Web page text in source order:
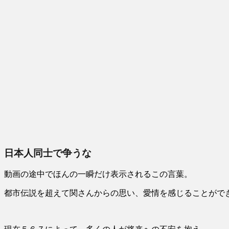
日本人同士で争うな
動画の途中でほんの一瞬だけ表示されるこの言葉。
都市伝説を超えて関さんからの思い、愛情を感じることがで